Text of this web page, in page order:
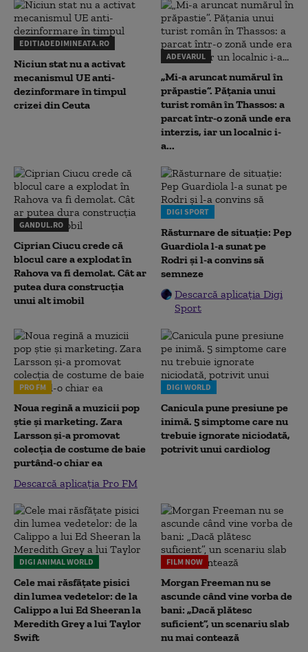
EDITIADEDIMINEATA.RO
Niciun stat nu a activat
mecanismul UE anti-
dezinformare în timpul
crizei din Ceuta
ADEVARUL
„Mi-a aruncat numărul în
prăpastie”. Pățania unui
turist român în Thassos: a
parcat într-o zonă unde era
interzis, iar un localnic i-
a...
GANDUL.RO
Ciprian Ciucu crede că
blocul care a explodat în
Rahova va fi demolat. Cât ar
putea dura construcția
unui alt imobil
DIGI SPORT
Răsturnare de situație: Pep
Guardiola l-a sunat pe
Rodri și l-a convins să
semneze
Descarcă aplicația Digi
Sport
PRO FM
Noua regină a muzicii pop
știe și marketing. Zara
Larsson și-a promovat
colecția de costume de baie
purtând-o chiar ea
Descarcă aplicația Pro FM
DIGI WORLD
Canicula pune presiune pe
inimă. 5 simptome care nu
trebuie ignorate niciodată,
potrivit unui cardiolog
DIGI ANIMAL WORLD
Cele mai răsfățate pisici
din lumea vedetelor: de la
Calippo a lui Ed Sheeran la
Meredith Grey a lui Taylor
Swift
FILM NOW
Morgan Freeman nu se
ascunde când vine vorba de
bani: „Dacă plătesc
suficient”, un scenariu slab
nu mai contează